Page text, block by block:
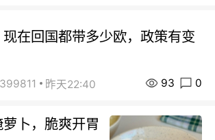
在回国都带多少欧，政策有变
昨天22:40 93 0
卜，脆爽开胃